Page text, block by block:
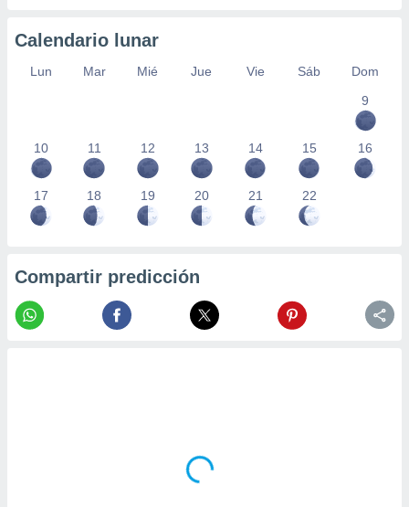
Calendario lunar
Lun Mar Mié Jue Vie Sáb
Dom
9
10 11 12 13 14 15 16
17 18 19 20 21 22
Compartir predicción